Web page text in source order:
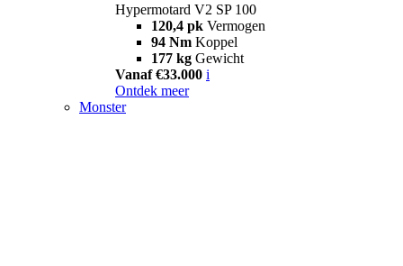
Hypermotard V2 SP 100
120,4 pk Vermogen
94 Nm Koppel
177 kg Gewicht
Vanaf €33.000 i
Ontdek meer
Monster